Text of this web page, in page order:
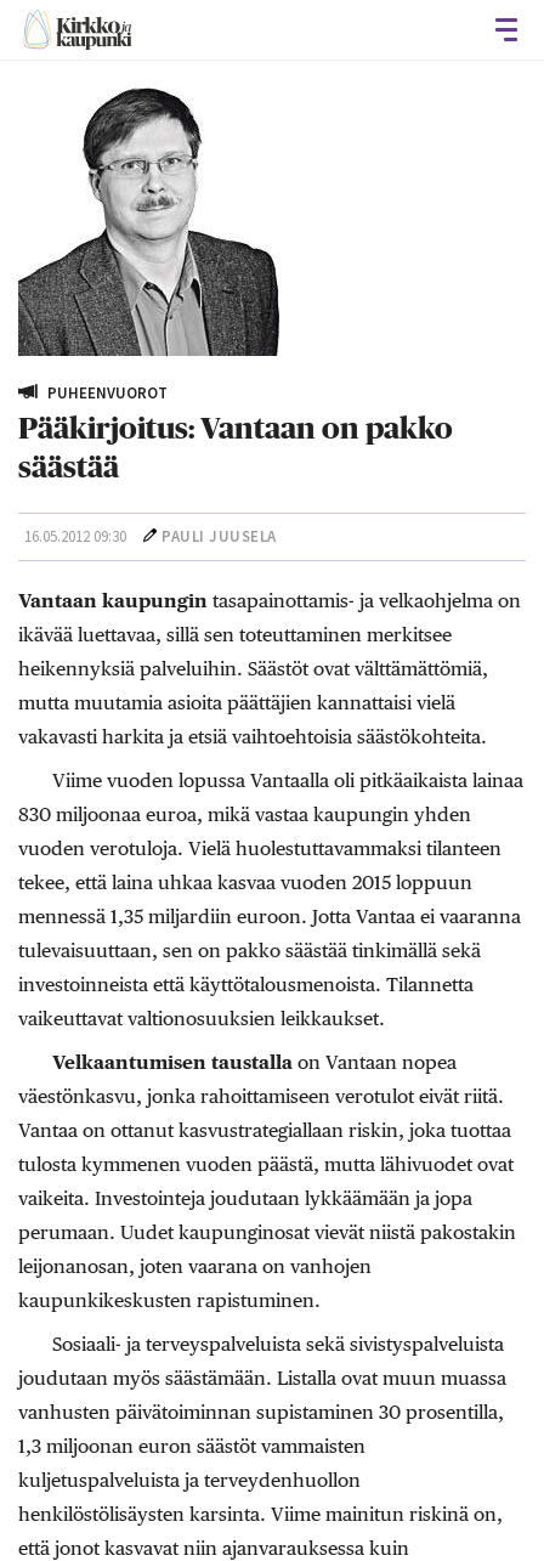
PUHEENVUOROT
Pääkirjoitus: Vantaan on pakko
säästää
16.05.2012 09:30 PAULI JUUSELA
Vantaan kaupungin tasapainottamis- ja velkaohjelma on
ikävää luettavaa, sillä sen toteuttaminen merkitsee
heikennyksiä palveluihin. Säästöt ovat välttämättömiä,
mutta muutamia asioita päättäjien kannattaisi vielä
vakavasti harkita ja etsiä vaihtoehtoisia säästökohteita.
Viime vuoden lopussa Vantaalla oli pitkäaikaista lainaa
830 miljoonaa euroa, mikä vastaa kaupungin yhden
vuoden verotuloja. Vielä huolestuttavammaksi tilanteen
tekee, että laina uhkaa kasvaa vuoden 2015 loppuun
mennessä 1,35 miljardiin euroon. Jotta Vantaa ei vaaranna
tulevaisuuttaan, sen on pakko säästää tinkimällä sekä
investoinneista että käyttötalousmenoista. Tilannetta
vaikeuttavat valtionosuuksien leikkaukset.
Velkaantumisen taustalla on Vantaan nopea
väestönkasvu, jonka rahoittamiseen verotulot eivät riitä.
Vantaa on ottanut kasvustrategiallaan riskin, joka tuottaa
tulosta kymmenen vuoden päästä, mutta lähivuodet ovat
vaikeita. Investointeja joudutaan lykkäämään ja jopa
perumaan. Uudet kaupunginosat vievät niistä pakostakin
leijonanosan, joten vaarana on vanhojen
kaupunkikeskusten rapistuminen.
Sosiaali- ja terveyspalveluista sekä sivistyspalveluista
joudutaan myös säästämään. Listalla ovat muun muassa
vanhusten päivätoiminnan supistaminen 30 prosentilla,
1,3 miljoonan euron säästöt vammaisten
kuljetuspalveluista ja terveydenhuollon
henkilöstölisäysten karsinta. Viime mainitun riskinä on,
että jonot kasvavat niin ajanvarauksessa kuin